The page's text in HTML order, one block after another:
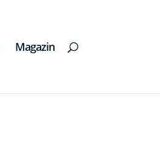
Magazin